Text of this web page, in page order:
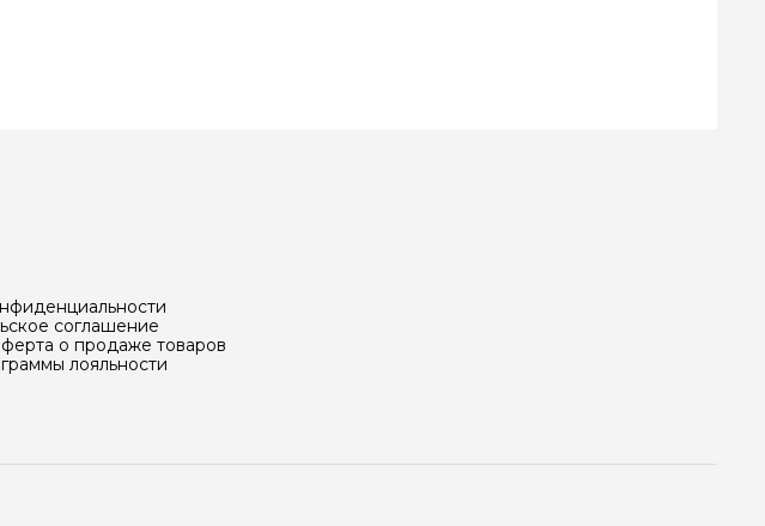
соглашение
о продаже товаров
лояльности